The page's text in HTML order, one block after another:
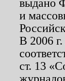
выдано
и
В 2006
ст. 13